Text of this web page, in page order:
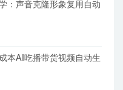
：声音克隆形象复用自动
本AI吃播带货视频自动生